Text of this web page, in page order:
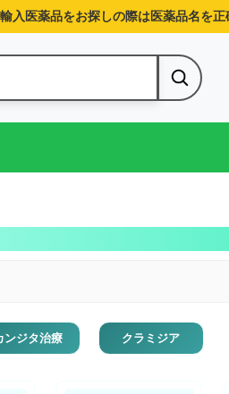
入医薬品をお探しの際は医薬品名を正
ンジタ治療 クラミジア